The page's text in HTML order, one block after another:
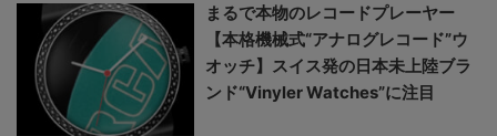
まるで本物のレコードプレーヤー
【本格機械式“アナログレコード”ウ
オッチ】スイス発の日本未上陸ブラ
ンド“Vinyler Watches”に注目